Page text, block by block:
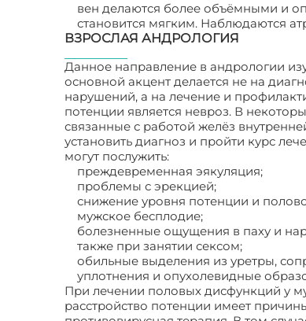
вен делаются более объёмными и
становится мягким. Наблюдаются
ВЗРОСЛАЯ АНДРОЛОГИЯ
Данное направление в андрологии
основной акцент делается не на
нарушений, а на лечение и
потенции является невроз. В
связанные с работой желёз
установить диагноз и пройти курс
могут послужить:
преждевременная эякуляция;
проблемы с эрекцией;
снижение уровня потенции и
мужское бесплодие;
болезненные ощущения в паху и
также при занятии сексом;
обильные выделения из уретры,
уплотнения и опухолевидные
При лечении половых дисфункций у
расстройство потенции имеет